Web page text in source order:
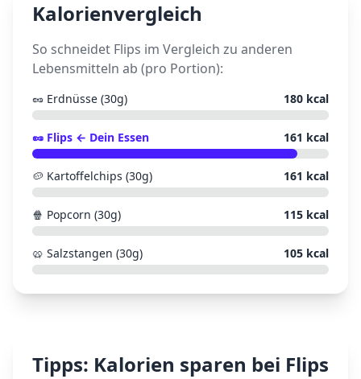
Kalorienvergleich
So schneidet Flips im Vergleich zu anderen
Lebensmitteln ab (pro Portion):
🥜 Erdnüsse (30g) 180 kcal
🥜 Flips ← Dein Essen 161 kcal
🥔 Kartoffelchips (30g) 161 kcal
🍿 Popcorn (30g) 115 kcal
🥨 Salzstangen (30g) 105 kcal
Tipps: Kalorien sparen bei Flips